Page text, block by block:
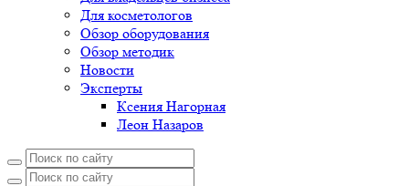
Для косметологов
Обзор оборудования
Обзор методик
Новости
Эксперты
Ксения Нагорная
Леон Назаров